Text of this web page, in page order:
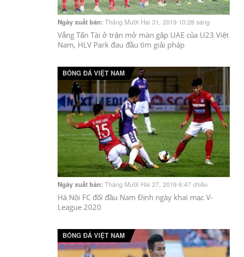
Ngày xuất bản: Tháng Mười Hai 31, 2019 10:28 sáng
Vắng Tấn Tài ở trận mở màn gặp UAE của U23 Việt
Nam, HLV Park đau đầu tìm giải pháp
BÓNG ĐÁ VIỆT NAM
Ngày xuất bản: Tháng Mười Hai 27, 2019 6:47 chiều
Hà Nội FC đối đầu Nam Định ngày khai mạc V-
League 2020
BÓNG ĐÁ VIỆT NAM